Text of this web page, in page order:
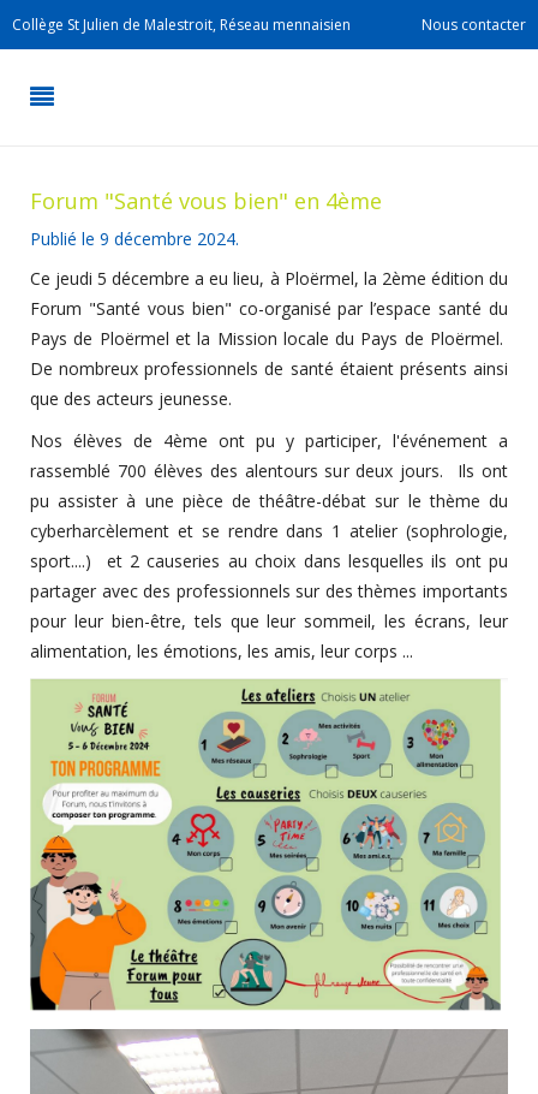
Collège St Julien de Malestroit, Réseau mennaisien Nous contacter
Forum "Santé vous bien" en 4ème
Publié le 9 décembre 2024.
Ce jeudi 5 décembre a eu lieu, à Ploërmel, la 2ème édition du
Forum "Santé vous bien" co-organisé par l’espace santé du
Pays de Ploërmel et la Mission locale du Pays de Ploërmel.
De nombreux professionnels de santé étaient présents ainsi
que des acteurs jeunesse.
Nos élèves de 4ème ont pu y participer, l'événement a
rassemblé 700 élèves des alentours sur deux jours. Ils ont
pu assister à une pièce de théâtre-débat sur le thème du
cyberharcèlement et se rendre dans 1 atelier (sophrologie,
sport....) et 2 causeries au choix dans lesquelles ils ont pu
partager avec des professionnels sur des thèmes importants
pour leur bien-être, tels que leur sommeil, les écrans, leur
alimentation, les émotions, les amis, leur corps ...